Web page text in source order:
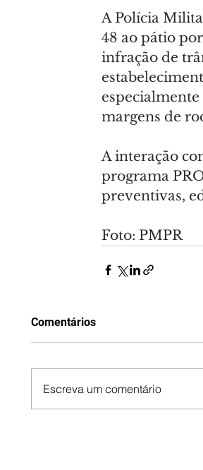
A Polícia
48 ao pátio
infração de
especialmente
margens de
A interação
programa
preventivas,
Foto: PMPR
Comentários
Escreva um comentário